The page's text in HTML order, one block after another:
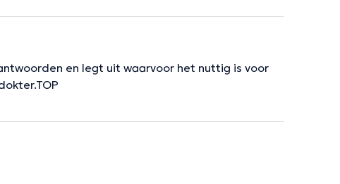
en legt uit waarvoor het nuttig is voor